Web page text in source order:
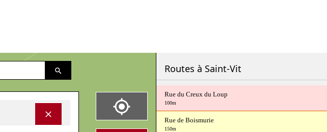
Routes à Saint-Vit
Rue du Creux du Loup
100m
Rue de Boismurie
150m